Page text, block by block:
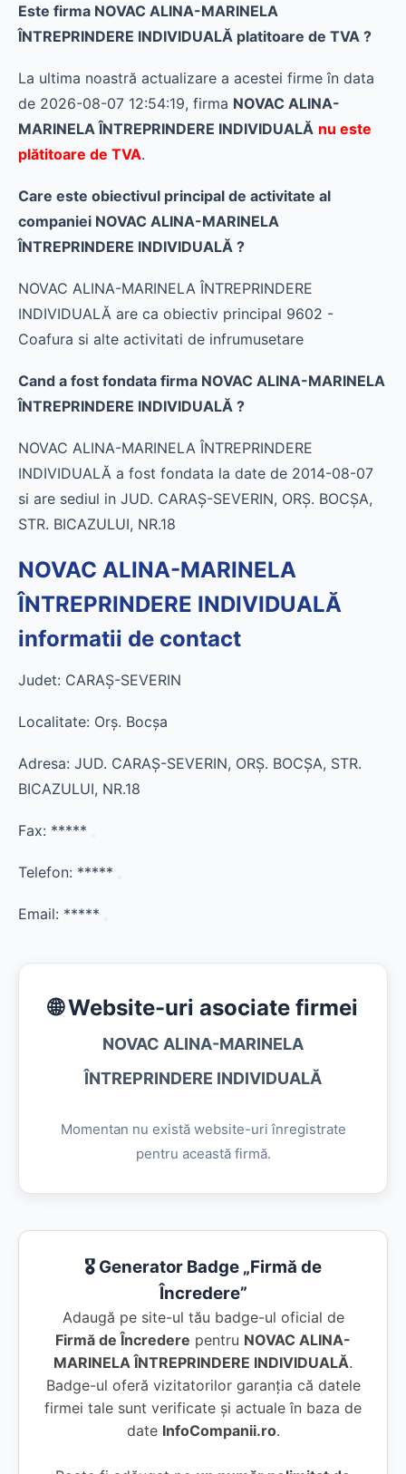
Este firma NOVAC ALINA-MARINELA
ÎNTREPRINDERE INDIVIDUALĂ platitoare de TVA ?
La ultima noastră actualizare a acestei firme în data
de 2026-08-07 12:54:19, firma NOVAC ALINA-
MARINELA ÎNTREPRINDERE INDIVIDUALĂ nu este
plătitoare de TVA.
Care este obiectivul principal de activitate al
companiei NOVAC ALINA-MARINELA
ÎNTREPRINDERE INDIVIDUALĂ ?
NOVAC ALINA-MARINELA ÎNTREPRINDERE
INDIVIDUALĂ are ca obiectiv principal 9602 -
Coafura si alte activitati de infrumusetare
Cand a fost fondata firma NOVAC ALINA-MARINELA
ÎNTREPRINDERE INDIVIDUALĂ ?
NOVAC ALINA-MARINELA ÎNTREPRINDERE
INDIVIDUALĂ a fost fondata la date de 2014-08-07
si are sediul in JUD. CARAŞ-SEVERIN, ORŞ. BOCŞA,
STR. BICAZULUI, NR.18
NOVAC ALINA-MARINELA
ÎNTREPRINDERE INDIVIDUALĂ
informatii de contact
Judet: CARAŞ-SEVERIN
Localitate: Orş. Bocşa
Adresa: JUD. CARAŞ-SEVERIN, ORŞ. BOCŞA, STR.
BICAZULUI, NR.18
Fax: *****
Telefon: *****
Email: *****
🌐 Website-uri asociate firmei
NOVAC ALINA-MARINELA
ÎNTREPRINDERE INDIVIDUALĂ
Momentan nu există website-uri înregistrate
pentru această firmă.
🎖️ Generator Badge „Firmă de
Încredere”
Adaugă pe site-ul tău badge-ul oficial de
Firmă de Încredere pentru NOVAC ALINA-
MARINELA ÎNTREPRINDERE INDIVIDUALĂ.
Badge-ul oferă vizitatorilor garanția că datele
firmei tale sunt verificate și actuale în baza de
date InfoCompanii.ro.